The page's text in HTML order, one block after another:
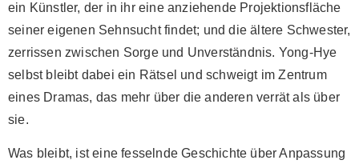
ein Künstler, der in ihr eine anziehende Projektionsfläche
seiner eigenen Sehnsucht findet; und die ältere Schwester,
zerrissen zwischen Sorge und Unverständnis. Yong-Hye
selbst bleibt dabei ein Rätsel und schweigt im Zentrum
eines Dramas, das mehr über die anderen verrät als über
sie.
Was bleibt, ist eine fesselnde Geschichte über Anpassung